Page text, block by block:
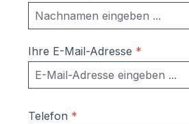
Ihre E-Mail-Adresse *
Telefon *